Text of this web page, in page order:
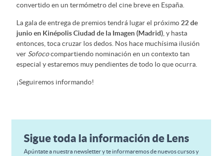
convertido en un termómetro del cine breve en España.
La gala de entrega de premios tendrá lugar el próximo 22 de
junio en Kinépolis Ciudad de la Imagen (Madrid), y hasta
entonces, toca cruzar los dedos. Nos hace muchísima ilusión
ver Sofococompartiendo nominación en un contexto tan
especial y estaremos muy pendientes de todo lo que ocurra.
¡Seguiremos informando!
Sigue toda la información de Lens
Apúntate a nuestra newsletter y te informaremos de nuevos cursos y